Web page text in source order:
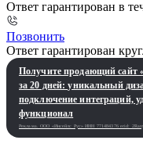
Ответ гарантирован в
Позвонить
Ответ гарантирован
Получите продающий сайт
за 20 дней: уникальный
подключение интеграций,
функционал
Реклама. ООО «Инсейлс Рус»‎ ИНН 771484376 erid: